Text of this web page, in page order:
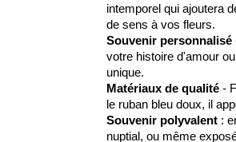
intemporel qui ajoutera
de sens à vos fleurs.
Souvenir personnalisé
votre histoire d'amour
unique.
Matériaux de qualité -
le ruban bleu doux, il
Souvenir polyvalent :
nuptial, ou même